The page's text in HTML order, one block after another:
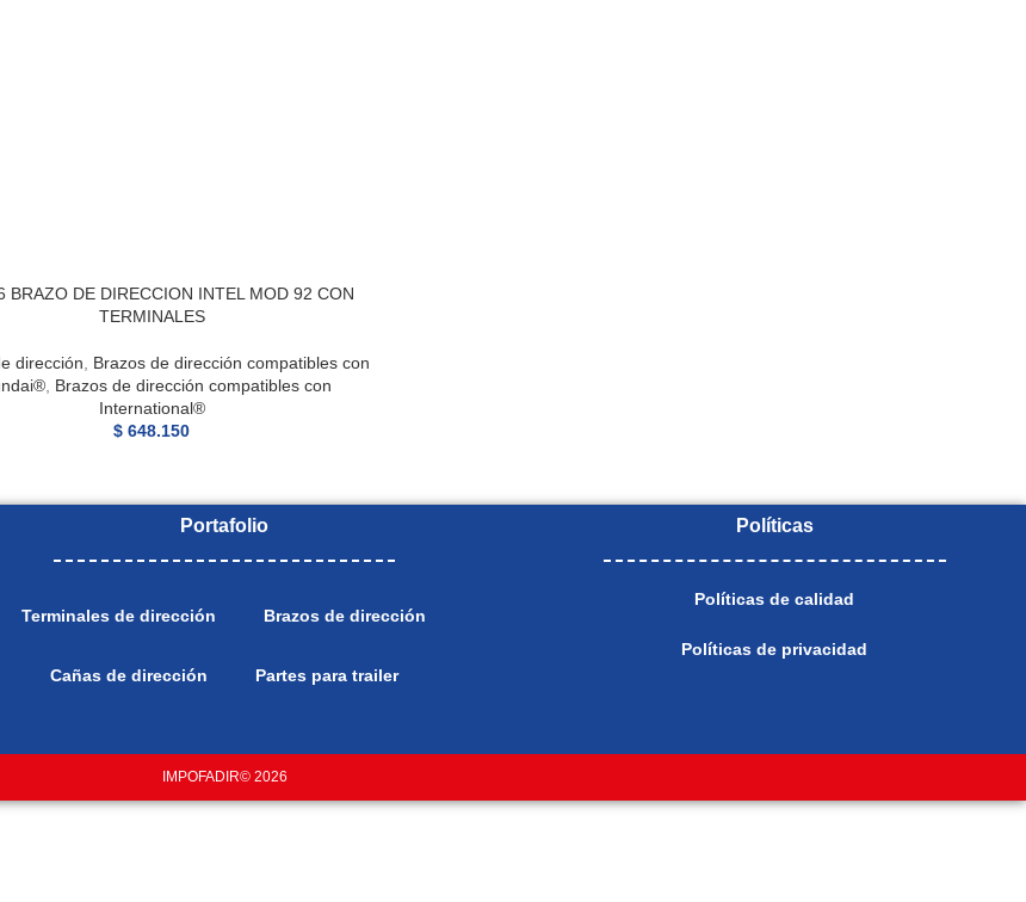
BRAZO DE DIRECCION INTEL MOD 92 CON
TERMINALES
dirección
Brazos de dirección compatibles con
Brazos de dirección compatibles con
International®
$ 648.150
Portafolio
Terminales de dirección Brazos de dirección
Cañas de dirección Partes para trailer
Políticas
Políticas de calidad
Políticas de privacidad
IMPOFADIR© 2026